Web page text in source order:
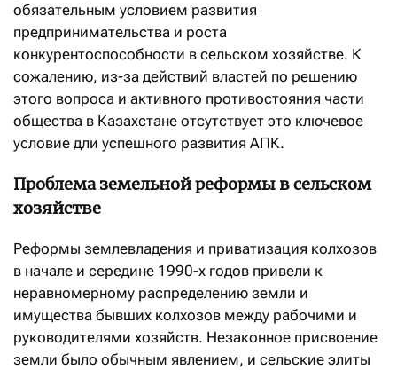
обязательным условием развития
предпринимательства и роста
конкурентоспособности в сельском хозяйстве. К
сожалению, из-за действий властей по решению
этого вопроса и активного противостояния части
общества в Казахстане отсутствует это ключевое
условие дли успешного развития АПК.
Проблема земельной реформы в сельском
хозяйстве
Реформы землевладения и приватизация колхозов
в начале и середине 1990-х годов привели к
неравномерному распределению земли и
имущества бывших колхозов между рабочими и
руководителями хозяйств. Незаконное присвоение
земли было обычным явлением, и сельские элиты